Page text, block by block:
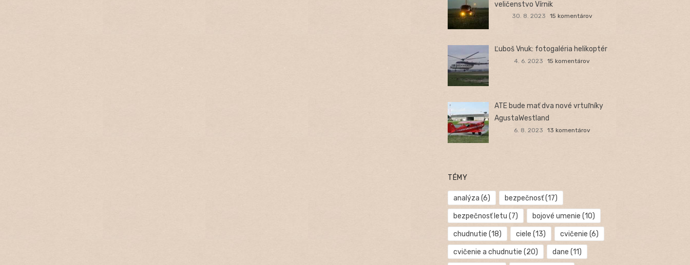
veličenstvo Vírnik
30. 8. 2023 15 komentárov
Ľuboš Vnuk: fotogaléria helikoptér
4. 6. 2023 15 komentárov
ATE bude mať dva nové vrtuľníky
AgustaWestland
6. 8. 2023 13 komentárov
TÉMY
analýza (6) bezpečnosť(17)
bezpečnosť letu (7) bojové umenie (10)
chudnutie (18) ciele (13) cvičenie (6)
cvičenie a chudnutie (20) dane (11)